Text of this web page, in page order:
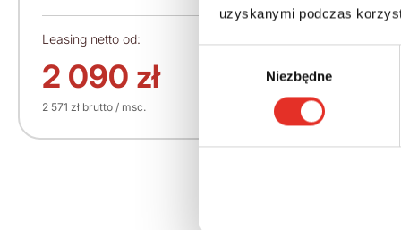
uzyskanymi podczas
Niezbędne
Leasing netto od:
2 090 zł
2 571 zł brutto / msc.
164 600 zł